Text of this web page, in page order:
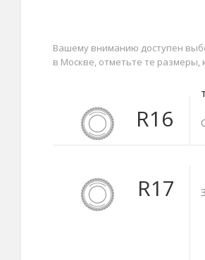
Вашему вниманию доступен
в Москве, отметьте те
R16
R17